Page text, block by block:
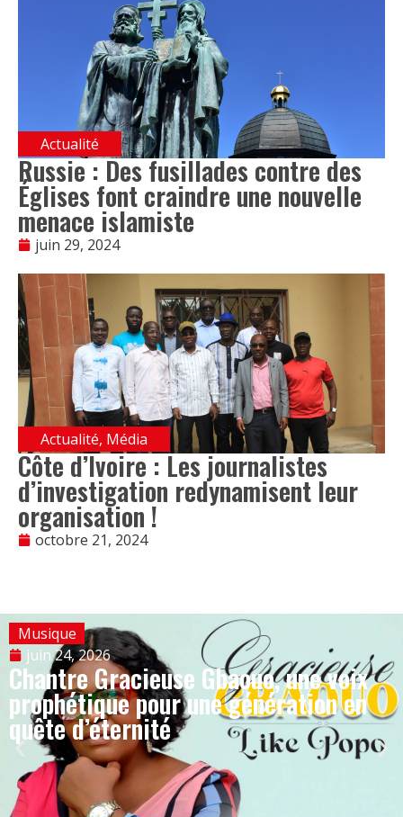
Actualité
Russie : Des fusillades contre des
Églises font craindre une nouvelle
menace islamiste
juin 29, 2024
Actualité, Média
Côte d’Ivoire : Les journalistes
d’investigation redynamisent leur
organisation !
octobre 21, 2024
Musique
juin 24, 2026
Chantre Gracieuse Gbaouo, une voix
prophétique pour une génération en
quête d’éternité